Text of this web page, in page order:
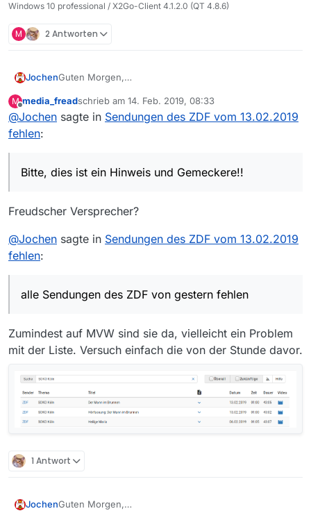
Windows 10 professional / X2Go-Client 4.1.2.0 (QT 4.8.6)
M 2 Antworten
JochenGuten Morgen,
Liste - also der von ca 8:15 Uhr alle Sendungen des
ZDF von gestern fehlen, ausgenommen “Die
M
Offline
media_freadschrieb am 14. Feb. 2019, 08:33
zuletzt editiert von
@Jochen sagte in Sendungen des ZDF vom 13.02.2019
fehlen:
Bitte, dies ist ein Hinweis und Gemeckere!!
Freudscher Versprecher?
@Jochen sagte in Sendungen des ZDF vom 13.02.2019
fehlen:
alle Sendungen des ZDF von gestern fehlen
Zumindest auf MVW sind sie da, vielleicht ein Problem
mit der Liste. Versuch einfach die von der Stunde davor.
1 Antwort
JochenGuten Morgen,